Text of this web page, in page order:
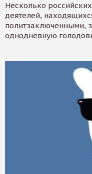
Несколько
деятелей,
политзаключенными,
однодневную